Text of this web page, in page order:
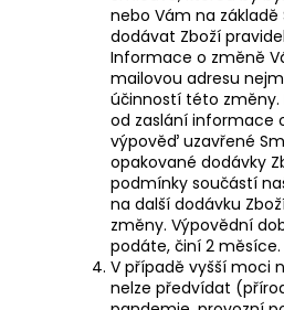
nebo Vám na
dodávat Zboží
Informace o změně
mailovou adresu
účinností této změny.
od zaslání informace
výpověď uzavřené
opakované dodávky
podmínky součástí
na další dodávku
změny. Výpovědní
podáte, činí 2 měsíce.
V případě vyšší moci
nelze předvídat